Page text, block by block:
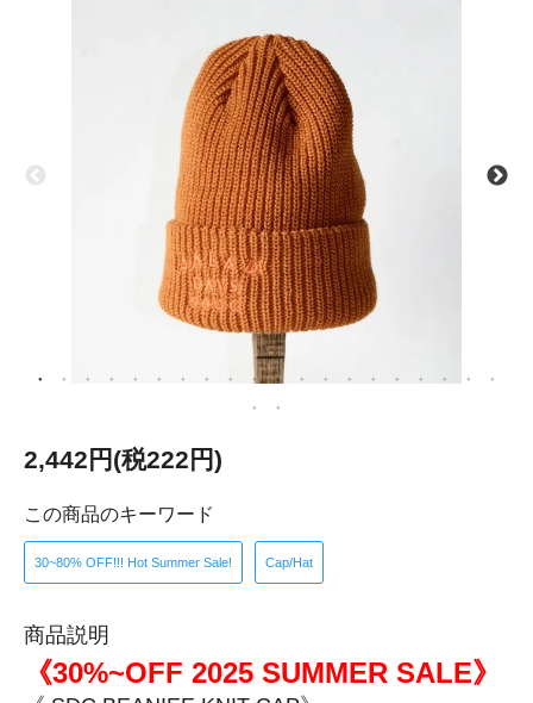
2,442円(税222円)
この商品のキーワード
30~80% OFF!!! Hot Summer Sale! Cap/Hat
商品説明
《30%~OFF 2025 SUMMER SALE》